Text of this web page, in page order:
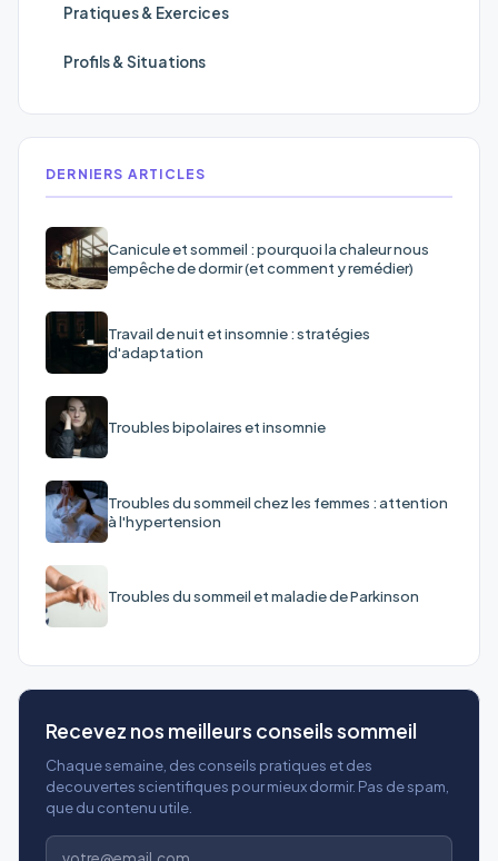
Pratiques & Exercices
Profils & Situations
DERNIERS ARTICLES
Canicule et sommeil : pourquoi la chaleur nous
empêche de dormir (et comment y remédier)
Travail de nuit et insomnie : stratégies
d'adaptation
Troubles bipolaires et insomnie
Troubles du sommeil chez les femmes : attention
à l'hypertension
Troubles du sommeil et maladie de Parkinson
Recevez nos meilleurs conseils sommeil
Chaque semaine, des conseils pratiques et des
decouvertes scientifiques pour mieux dormir. Pas de spam,
que du contenu utile.
Adresse